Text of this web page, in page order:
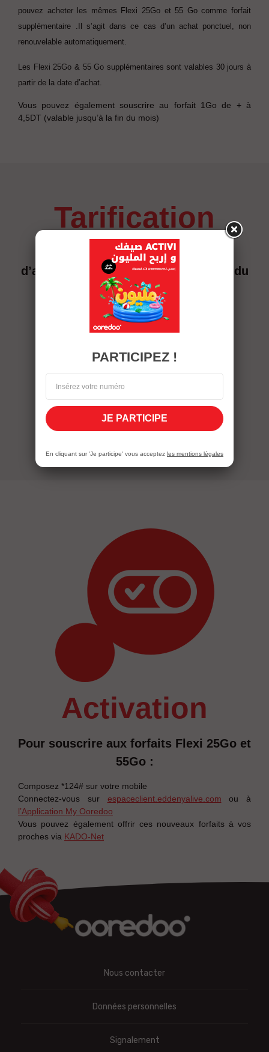
pouvez acheter les mêmes Flexi 25Go et 55 Go comme forfait
supplémentaire .Il s’agit dans ce cas d’un achat ponctuel, non
renouvelable automatiquement.
Les Flexi 25Go & 55 Go supplémentaires sont valables 30 jours à
partir de la date d’achat.
Vous pouvez également souscrire au forfait 1Go de + à
4,5DT (valable jusqu’à la fin du mois)
tarification
Pour les offres à Facture, les frais
d’adhésion sont imputés à la facture du
mois d’achat
activation
Pour souscrire aux forfaits Flexi 25Go et
55Go :
Composez *124# sur votre mobile
Connectez-vous sur espaceclient.eddenyalive.com ou à
l’Application My Ooredoo
Vous pouvez également offrir ces nouveaux forfaits à vos
proches via KADO-Net
Nous contacter
Données personnelles
Signalement
PARTICIPEZ !
JE PARTICIPE
En cliquant sur 'Je participe' vous acceptez les mentions légales